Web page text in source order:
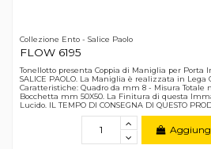
Collezione Ento - Salice Paolo
FLOW 6195
Tonellotto presenta Coppia di Maniglia per Porta
SALICE PAOLO. La Maniglia è realizzata in
Caratteristiche: Quadro da mm 8 - Misura Totale
Bocchetta mm 50X50. La Finitura di questa
Lucido. IL TEMPO DI CONSEGNA DI QUESTO